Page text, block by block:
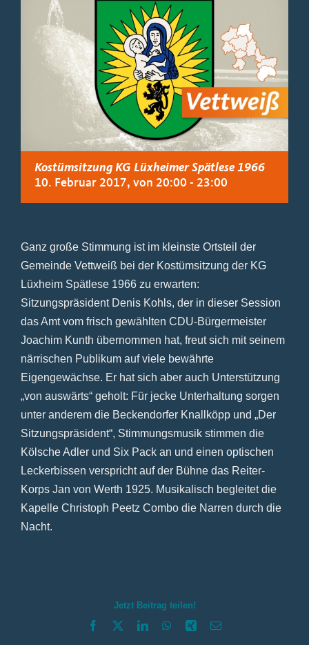
Kostümsitzung KG Lüxheimer Spätlese 1966
10. Februar 2017, von 20:00 - 23:00
Ganz große Stimmung ist im kleinste Ortsteil der
Gemeinde Vettweiß bei der Kostümsitzung der KG
Lüxheim Spätlese 1966 zu erwarten:
Sitzungspräsident Denis Kohls, der in dieser Session
das Amt vom frisch gewählten CDU-Bürgermeister
Joachim Kunth übernommen hat, freut sich mit seinem
närrischen Publikum auf viele bewährte
Eigengewächse. Er hat sich aber auch Unterstützung
„von auswärts“ geholt: Für jecke Unterhaltung sorgen
unter anderem die Beckendorfer Knallköpp und „Der
Sitzungspräsident“, Stimmungsmusik stimmen die
Kölsche Adler und Six Pack an und einen optischen
Leckerbissen verspricht auf der Bühne das Reiter-
Korps Jan von Werth 1925. Musikalisch begleitet die
Kapelle Christoph Peetz Combo die Narren durch die
Nacht.
Jetzt Beitrag teilen!
Facebook LinkedInWhatsApp
Xing E-